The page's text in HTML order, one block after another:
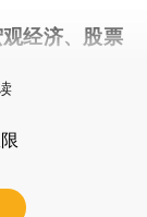
观经济、股票